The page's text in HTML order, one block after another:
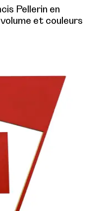
Pellerin en
et couleurs